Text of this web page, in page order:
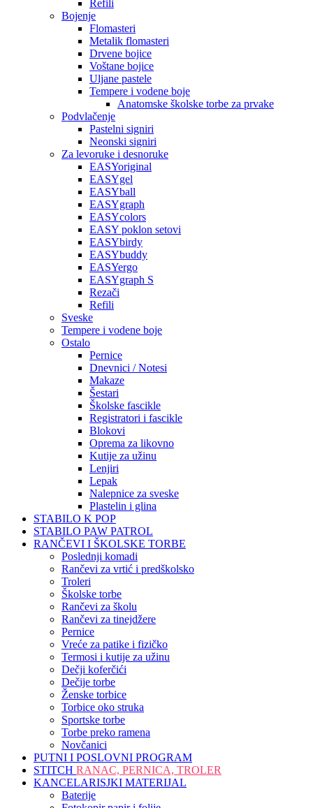
Refili
Bojenje
Flomasteri
Metalik flomasteri
Drvene bojice
Voštane bojice
Uljane pastele
Tempere i vodene boje
Anatomske školske torbe za prvake
Podvlačenje
Pastelni signiri
Neonski signiri
Za levoruke i desnoruke
EASYoriginal
EASYgel
EASYball
EASYgraph
EASYcolors
EASY poklon setovi
EASYbirdy
EASYbuddy
EASYergo
EASYgraph S
Rezači
Refili
Sveske
Tempere i vodene boje
Ostalo
Pernice
Dnevnici / Notesi
Makaze
Šestari
Školske fascikle
Registratori i fascikle
Blokovi
Oprema za likovno
Kutije za užinu
Lenjiri
Lepak
Nalepnice za sveske
Plastelin i glina
STABILO K POP
STABILO PAW PATROL
RANČEVI I ŠKOLSKE TORBE
Poslednji komadi
Rančevi za vrtić i predškolsko
Troleri
Školske torbe
Rančevi za školu
Rančevi za tinejdžere
Pernice
Vreće za patike i fizičko
Termosi i kutije za užinu
Dečji koferčići
Dečije torbe
Ženske torbice
Torbice oko struka
Sportske torbe
Torbe preko ramena
Novčanici
PUTNI I POSLOVNI PROGRAM
STITCH RANAC, PERNICA, TROLER
KANCELARISJKI MATERIJAL
Baterije